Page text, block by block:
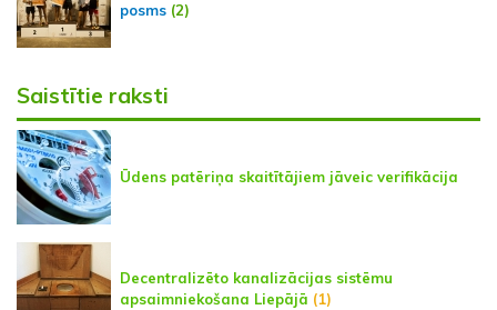
posms (2)
Saistītie raksti
Ūdens patēriņa skaitītājiem jāveic verifikācija
Decentralizēto kanalizācijas sistēmu
apsaimniekošana Liepājā (1)